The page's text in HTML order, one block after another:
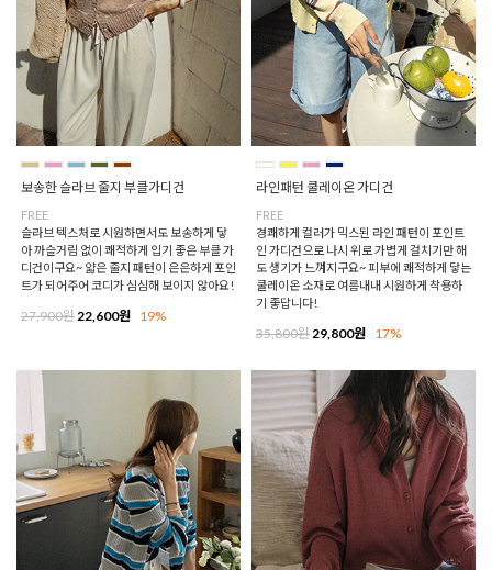
보송한 슬라브 줄지 부클가디건
FREE
슬라브 텍스처로 시원하면서도 보송하게 닿
아 까슬거림 없이 쾌적하게 입기 좋은 부클 가
디건이구요~ 얇은 줄지 패턴이 은은하게 포인
트가 되어주어 코디가 심심해 보이지 않아요!
27,900원 22,600원 19%
라인패턴 쿨레이온 가디건
FREE
경쾌하게 컬러가 믹스된 라인 패턴이 포인트
인 가디건으로 나시 위로 가볍게 걸치기만 해
도 생기가 느껴지구요~ 피부에 쾌적하게 닿는
쿨레이온 소재로 여름내내 시원하게 착용하
기 좋답니다!
35,800원 29,800원 17%